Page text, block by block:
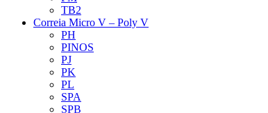
TB2
Correia Micro V – Poly V
PH
PINOS
PJ
PK
PL
SPA
SPB